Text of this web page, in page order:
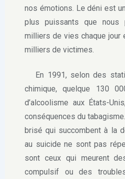
nos émotions. Le déni est
plus puissants que nous
milliers de vies chaque
milliers de victimes.
En 1991, selon des
chimique, quelque 130
d’alcoolisme aux États-
conséquences du
brisé qui succombent à la
au suicide ne sont pas
sont ceux qui meurent
compulsif ou des